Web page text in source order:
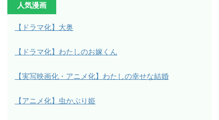
人気漫画
【ドラマ化】大奥
【ドラマ化】わたしのお嫁くん
【実写映画化・アニメ化】わたしの幸せな結婚
【アニメ化】虫かぶり姫